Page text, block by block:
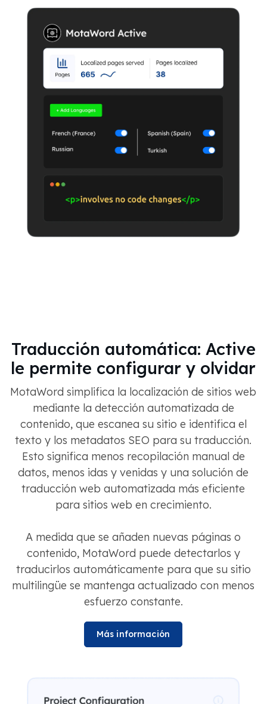
Traducción automática: Active
le permite configurar y olvidar
MotaWord simplifica la localización de sitios web
mediante la detección automatizada de
contenido, que escanea su sitio e identifica el
texto y los metadatos SEO para su traducción.
Esto significa menos recopilación manual de
datos, menos idas y venidas y una solución de
traducción web automatizada más eficiente
para sitios web en crecimiento.
A medida que se añaden nuevas páginas o
contenido, MotaWord puede detectarlos y
traducirlos automáticamente para que su sitio
multilingüe se mantenga actualizado con menos
esfuerzo constante.
Más información